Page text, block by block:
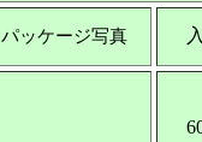
パッケージ写真